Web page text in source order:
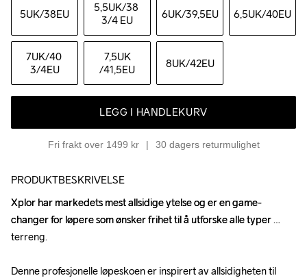
5UK/38EU 5,5UK/38
3/4 EU
6UK/39,5EU 6,5UK/40EU
7UK/40
3/4EU
7,5UK
/41,5EU
8UK/42EU
LEGG I HANDLEKURV
Fri frakt over 1499 kr 30 dagers returmulighet
PRODUKTBESKRIVELSE
Xplor har markedets mest allsidige ytelse og er en game-
changer for løpere som ønsker frihet til å utforske alle typer
terreng.
Denne profesjonelle løpeskoen er inspirert av allsidigheten til
Xplor har markedets mest allsidige ytelse og er en game-
changer for løpere som ønsker frihet til å utforske alle typer
terreng.
Denne profesjonelle løpeskoen er inspirert av allsidigheten til